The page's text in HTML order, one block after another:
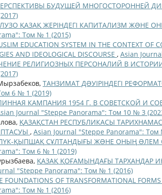
БУДУЩЕЙ МНОГОСТОРОННЕЙ
ҚАЗАҚ ЖЕРІНДЕГІ КАПИТАЛИЗМ ЖƏНЕ
Том № 1 (2015)
EDUCATION SYSTEM IN THE CONTEXT OF
AND IDEOLOGICAL DISCOURSE , Asian
РЕЛИГИОЗНЫХ ПЕРСОНАЛИЙ В
ТАНЗИМАТ ДƏУІРІНДЕГІ
6 № 1 (2019)
КАМПАНИЯ 1954 Г. В СОВЕТСКОЙ И
Journal "Steppe Panorama": Том 10 № 3
ҚАЗАҚСТАН РЕСПУБЛИКАСЫ
, Asian Journal "Steppe Panorama": Том
ҚЫПШАҚ СҰЛТАНДЫҒЫ ЖƏНЕ ОНЫҢ ƏЛЕМ
Том 6 № 1 (2019)
ҚАЗАҚ ҚОҒАМЫНДАҒЫ ТАРХАНДАР
"Steppe Panorama": Том № 1 (2016)
FOUNDATIONS OF TRANSFORMATIONAL
Том № 1 (2016)